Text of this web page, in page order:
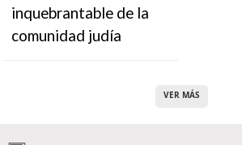
inquebrantable de la
comunidad judía
VER MÁS